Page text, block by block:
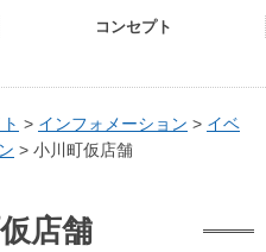
コンセプト
> インフォメーション > イベ
> 小川町仮店舗
店舗